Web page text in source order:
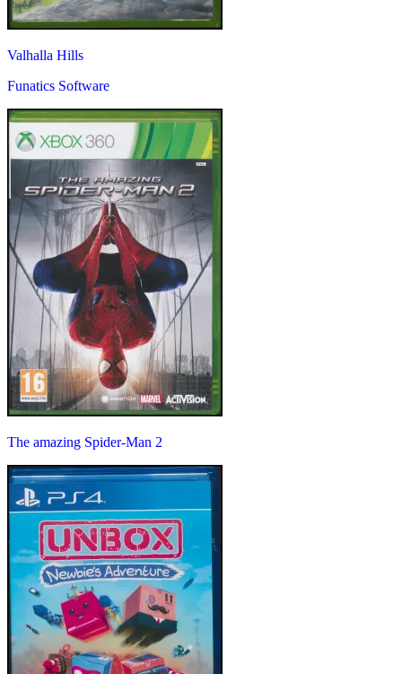
Valhalla Hills
Funatics Software
The amazing Spider-Man 2